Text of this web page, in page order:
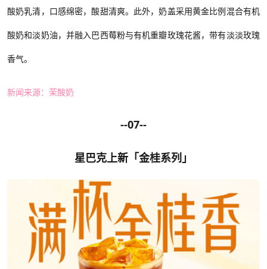
酸奶乳清，口感绵密，酸甜清爽。此外，奶盖采用黄金比例混合有机
酸奶和淡奶油，并融入巴西莓粉与有机重瓣玫瑰花酱，带有淡淡玫瑰
香气。
新闻来源：茉酸奶
--07--
星巴克上新「金桂系列」